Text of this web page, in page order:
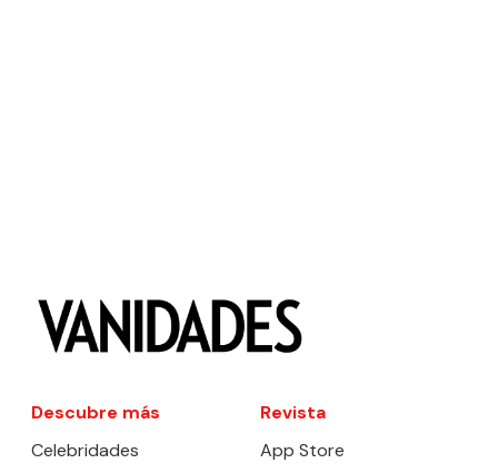
Descubre más
Celebridades
Revista
App Store